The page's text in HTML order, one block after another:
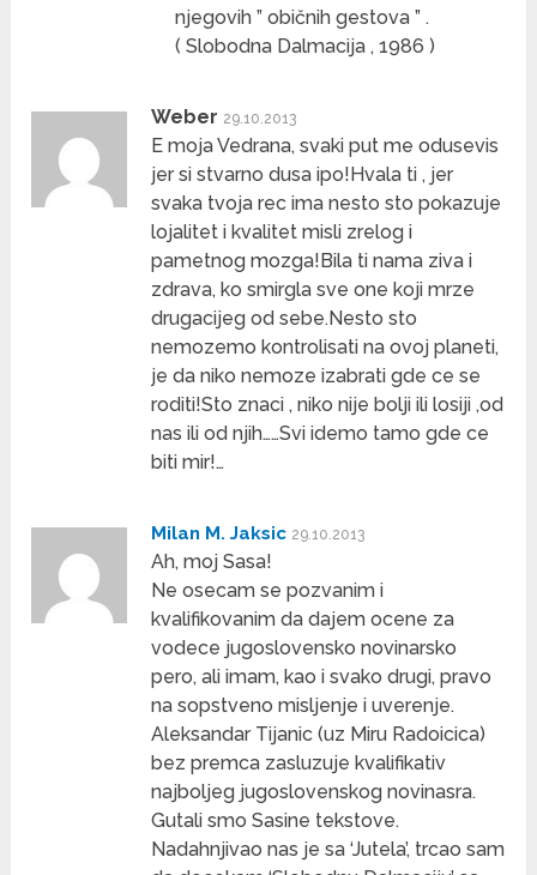
njegovih ” običnih gestova ” .
( Slobodna Dalmacija , 1986 )
Weber 29.10.2013
E moja Vedrana, svaki put me odusevis
jer si stvarno dusa ipo!Hvala ti , jer
svaka tvoja rec ima nesto sto pokazuje
lojalitet i kvalitet misli zrelog i
pametnog mozga!Bila ti nama ziva i
zdrava, ko smirgla sve one koji mrze
drugacijeg od sebe.Nesto sto
nemozemo kontrolisati na ovoj planeti,
je da niko nemoze izabrati gde ce se
roditi!Sto znaci , niko nije bolji ili losiji ,od
nas ili od njih……Svi idemo tamo gde ce
biti mir!…
Milan M. Jaksic 29.10.2013
Ah, moj Sasa!
Ne osecam se pozvanim i
kvalifikovanim da dajem ocene za
vodece jugoslovensko novinarsko
pero, ali imam, kao i svako drugi, pravo
na sopstveno misljenje i uverenje.
Aleksandar Tijanic (uz Miru Radoicica)
bez premca zasluzuje kvalifikativ
najboljeg jugoslovenskog novinasra.
Gutali smo Sasine tekstove.
Nadahnjivao nas je sa ‘Jutela’, trcao sam